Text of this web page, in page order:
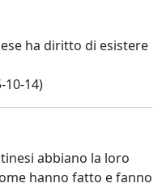
ha diritto di esistere
10-14)
abbiano la loro
hanno fatto e fanno